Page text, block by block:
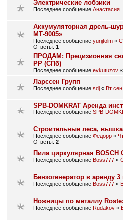
Электрические лобзики
Последнее сообщение Анастасия_
Аккумуляторная дрель-
МТ-9005»
Последнее сообщение yurijtolm «
Ответы: 1
ПРОДАМ: Прецизионная
PP (СПб)
Последнее сообщение evkutuzov «
Ларссен Групп
Последнее сообщение sdj « Вт
SPB-DOMKRAT Аренда
Последнее сообщение SPB-
Строительные леса,
Последнее сообщение Федорр «
Ответы: 2
Пила циркулярная BOSCH
Последнее сообщение Boss777 «
Бензогенератор в аренду 3
Последнее сообщение Boss777 «
Ножницы по металлу
Последнее сообщение Rudakov «